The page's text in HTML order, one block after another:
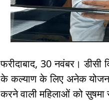
फरीदाबाद, 30 नवंबर। डीसी
के कल्याण के लिए अनेक
करने वाली महिलाओं को